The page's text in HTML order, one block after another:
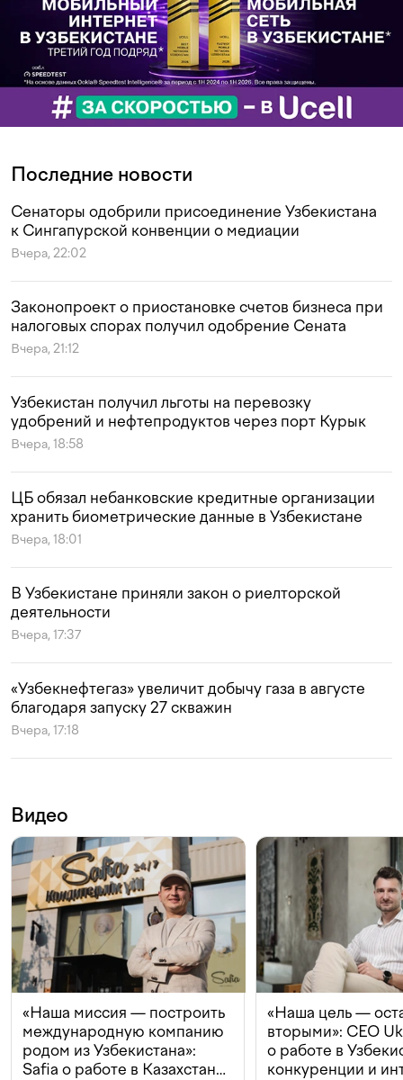
Последние новости
Сенаторы одобрили присоединение Узбекистана
к Сингапурской конвенции о медиации
Вчера, 22:02
Законопроект о приостановке счетов бизнеса при
налоговых спорах получил одобрение Сената
Вчера, 21:12
Узбекистан получил льготы на перевозку
удобрений и нефтепродуктов через порт Курык
Вчера, 18:58
ЦБ обязал небанковские кредитные организации
хранить биометрические данные в Узбекистане
Вчера, 18:01
В Узбекистане приняли закон о риелторской
деятельности
Вчера, 17:37
«Узбекнефтегаз» увеличит добычу газа в августе
благодаря запуску 27 скважин
Вчера, 17:18
Видео
«Наша миссия — построить
международную компанию
родом из Узбекистана»:
Safia о работе в Казахстане,
«Наша цель —
вторыми»: CEO
о работе в
конкуренции и